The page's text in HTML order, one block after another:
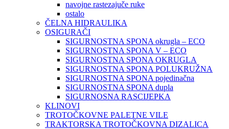
navojne rastezajuče ruke
ostalo
ČELNA HIDRAULIKA
OSIGURAČI
SIGURNOSTNA SPONA okrugla – ECO
SIGURNOSTNA SPONA V – ECO
SIGURNOSTNA SPONA OKRUGLA
SIGURNOSTNA SPONA POLUKRUŽNA
SIGURNOSTNA SPONA pojedinačna
SIGURNOSTNA SPONA dupla
SIGURNOSNA RASCIJEPKA
KLINOVI
TROTOČKOVNE PALETNE VILE
TRAKTORSKA TROTOČKOVNA DIZALICA